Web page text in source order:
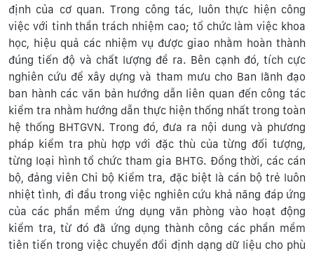
định của cơ quan. Trong công tác, luôn thực hiện công
việc với tinh thần trách nhiệm cao; tổ chức làm việc khoa
học, hiệu quả các nhiệm vụ được giao nhằm hoàn thành
đúng tiến độ và chất lượng đề ra. Bên cạnh đó, tích cực
nghiên cứu để xây dựng và tham mưu cho Ban lãnh đạo
ban hành các văn bản hướng dẫn liên quan đến công tác
kiểm tra nhằm hướng dẫn thực hiện thống nhất trong toàn
hệ thống BHTGVN. Trong đó, đưa ra nội dung và phương
pháp kiểm tra phù hợp với đặc thù của từng đối tượng,
từng loại hình tổ chức tham gia BHTG. Đồng thời, các cán
bộ, đảng viên Chi bộ Kiểm tra, đặc biệt là cán bộ trẻ luôn
nhiệt tình, đi đầu trong việc nghiên cứu khả năng đáp ứng
của các phần mềm ứng dụng văn phòng vào hoạt động
kiểm tra, từ đó đã ứng dụng thành công các phần mềm
tiên tiến trong việc chuyển đổi định dạng dữ liệu cho phù